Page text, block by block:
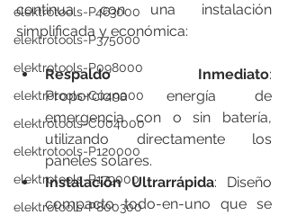
elektrotools-P463000
elektrotools-P375000
elektrotools-P098000
elektrotools-C049000
elektrotools-C004000
elektrotools-P120000
elektrotools-P179000
elektrotools-P800300
continua con una instalación
simplificada y económica:
Respaldo Inmediato:
Proporciona energía de
emergencia con o sin batería,
utilizando directamente los
paneles solares.
Instalación Ultrarrápida: Diseño
compacto todo-en-uno que se